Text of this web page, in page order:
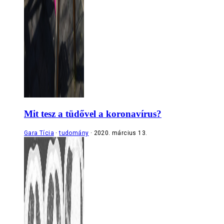
Mit tesz a tüdővel a koronavírus?
Gara Tícia tudomány 2020. március 13.